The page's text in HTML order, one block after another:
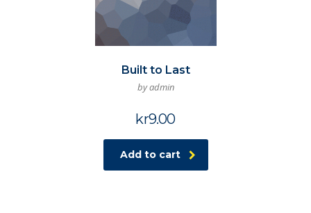
Built to Last
by admin
kr9.00
Add to cart